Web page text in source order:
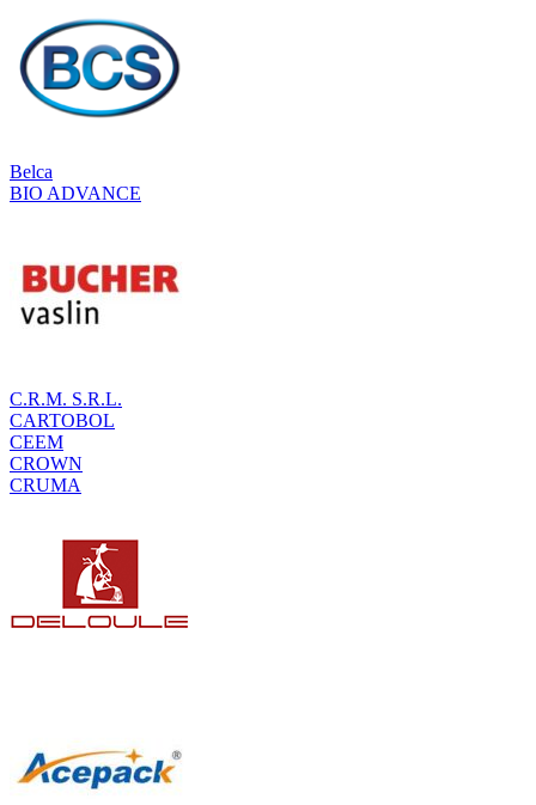
Belca
BIO ADVANCE
C.R.M. S.R.L.
CARTOBOL
CEEM
CROWN
CRUMA